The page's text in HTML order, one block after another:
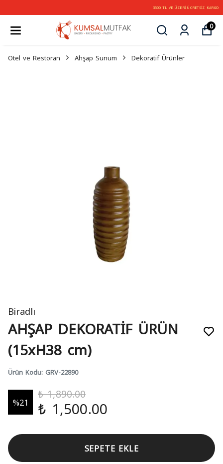
0
Otel ve Restoran Ahşap Sunum Dekoratif Ürünler
Biradlı
AHŞAP DEKORATİF ÜRÜN
(15xH38 cm)
Ürün Kodu: GRV-22890
%21
₺ 1,890.00
₺ 1,500.00
SEPETE EKLE